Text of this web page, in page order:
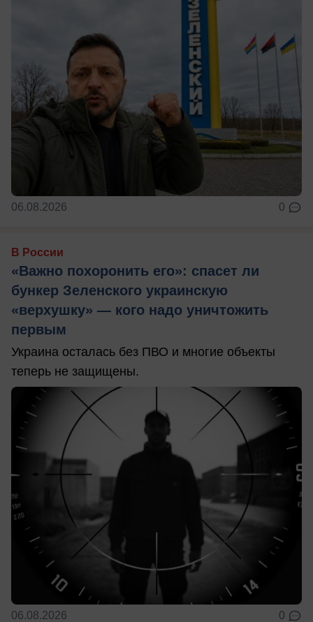
06.08.2026 0
В России
«Важно похоронить его»: спасет ли
бункер Зеленского украинскую
«верхушку» — кого надо уничтожить
первым
Украина осталась без ПВО и многие объекты
теперь не защищены.
06.08.2026 0